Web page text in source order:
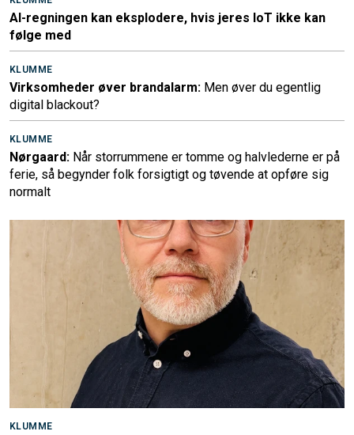
AI-regningen kan eksplodere, hvis jeres IoT ikke kan
følge med
KLUMME
Virksomheder øver brandalarm: Men øver du egentlig
digital blackout?
KLUMME
Nørgaard: Når storrummene er tomme og halvlederne er på
ferie, så begynder folk forsigtigt og tøvende at opføre sig
normalt
KLUMME